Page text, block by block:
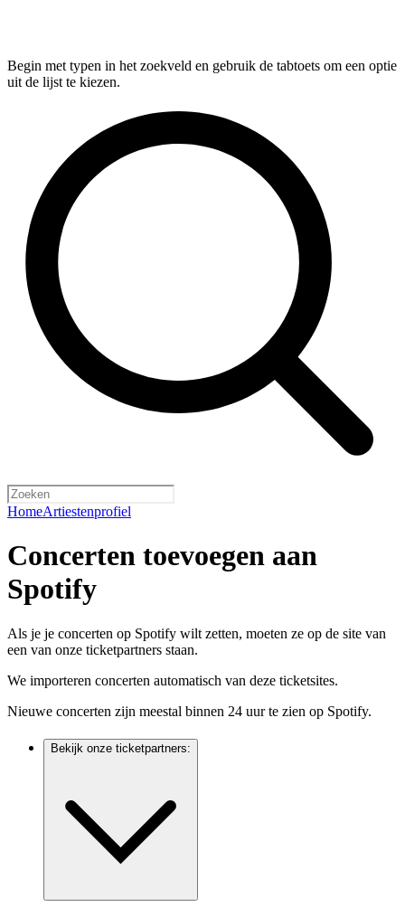
Begin met typen in het zoekveld en gebruik de tabtoets om een optie
uit de lijst te kiezen.
HomeArtiestenprofiel
Concerten toevoegen aan
Spotify
Als je je concerten op Spotify wilt zetten, moeten ze op de site van
een van onze ticketpartners staan.
We importeren concerten automatisch van deze ticketsites.
Nieuwe concerten zijn meestal binnen 24 uur te zien op Spotify.
Bekijk onze ticketpartners: